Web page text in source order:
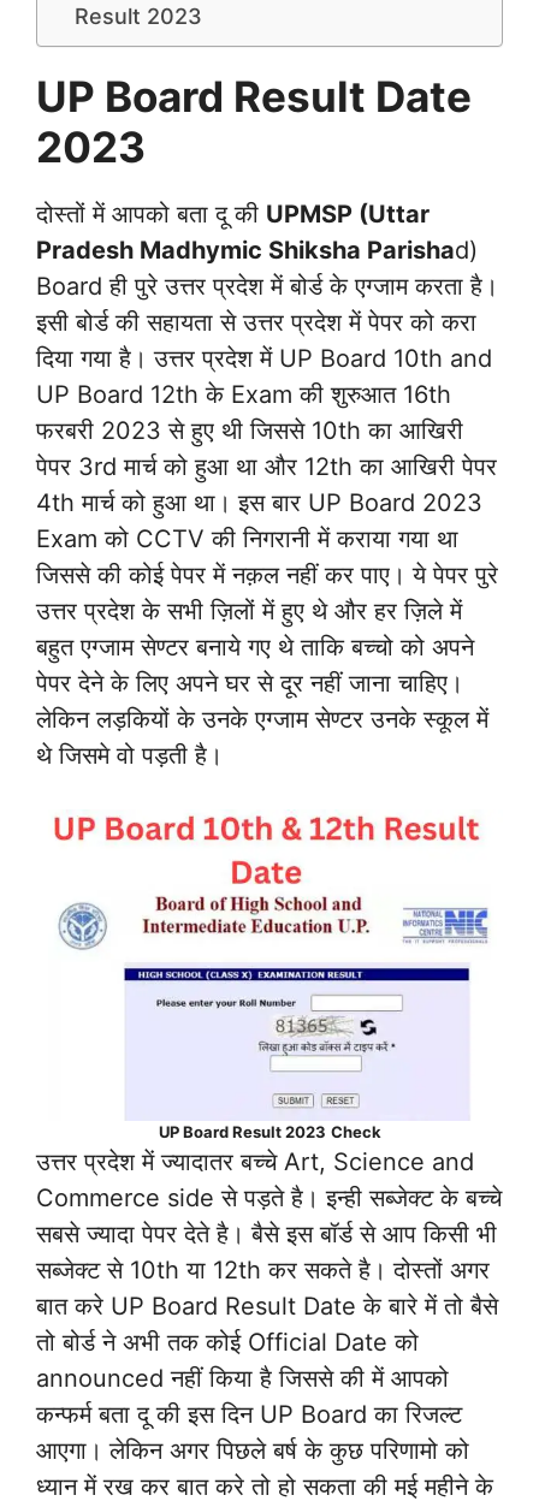
Result 2023
UP Board Result Date
2023
दोस्तों में आपको बता दू की UPMSP (Uttar
Pradesh Madhymic Shiksha Parishad)
Board ही पुरे उत्तर प्रदेश में बोर्ड के एग्जाम करता है।
इसी बोर्ड की सहायता से उत्तर प्रदेश में पेपर को करा
दिया गया है। उत्तर प्रदेश में UP Board 10th and
UP Board 12th के Exam की शुरुआत 16th
फरबरी 2023 से हुए थी जिससे 10th का आखिरी
पेपर 3rd मार्च को हुआ था और 12th का आखिरी पेपर
4th मार्च को हुआ था। इस बार UP Board 2023
Exam को CCTV की निगरानी में कराया गया था
जिससे की कोई पेपर में नक़ल नहीं कर पाए। ये पेपर पुरे
उत्तर प्रदेश के सभी ज़िलों में हुए थे और हर ज़िले में
बहुत एग्जाम सेण्टर बनाये गए थे ताकि बच्चो को अपने
पेपर देने के लिए अपने घर से दूर नहीं जाना चाहिए।
लेकिन लड़कियों के उनके एग्जाम सेण्टर उनके स्कूल में
थे जिसमे वो पड़ती है।
UP Board Result 2023 Check
उत्तर प्रदेश में ज्यादातर बच्चे Art, Science and
Commerce side से पड़ते है। इन्ही सब्जेक्ट के बच्चे
सबसे ज्यादा पेपर देते है। बैसे इस बॉर्ड से आप किसी भी
सब्जेक्ट से 10th या 12th कर सकते है। दोस्तों अगर
बात करे UP Board Result Date के बारे में तो बैसे
तो बोर्ड ने अभी तक कोई Official Date को
announced नहीं किया है जिससे की में आपको
कन्फर्म बता दू की इस दिन UP Board का रिजल्ट
आएगा। लेकिन अगर पिछले बर्ष के कुछ परिणामो को
ध्यान में रख कर बात करे तो हो सकता की मई महीने के